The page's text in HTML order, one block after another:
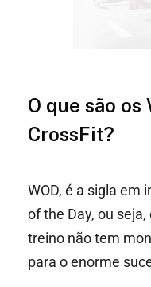
O que são os
CrossFit?
WOD, é a sigla em
of the Day, ou
treino não tem
para o enorme